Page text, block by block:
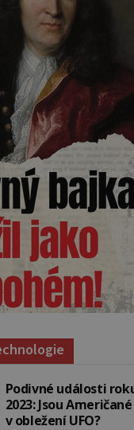
Podivné události
2023: Jsou Američané
v obležení UFO?